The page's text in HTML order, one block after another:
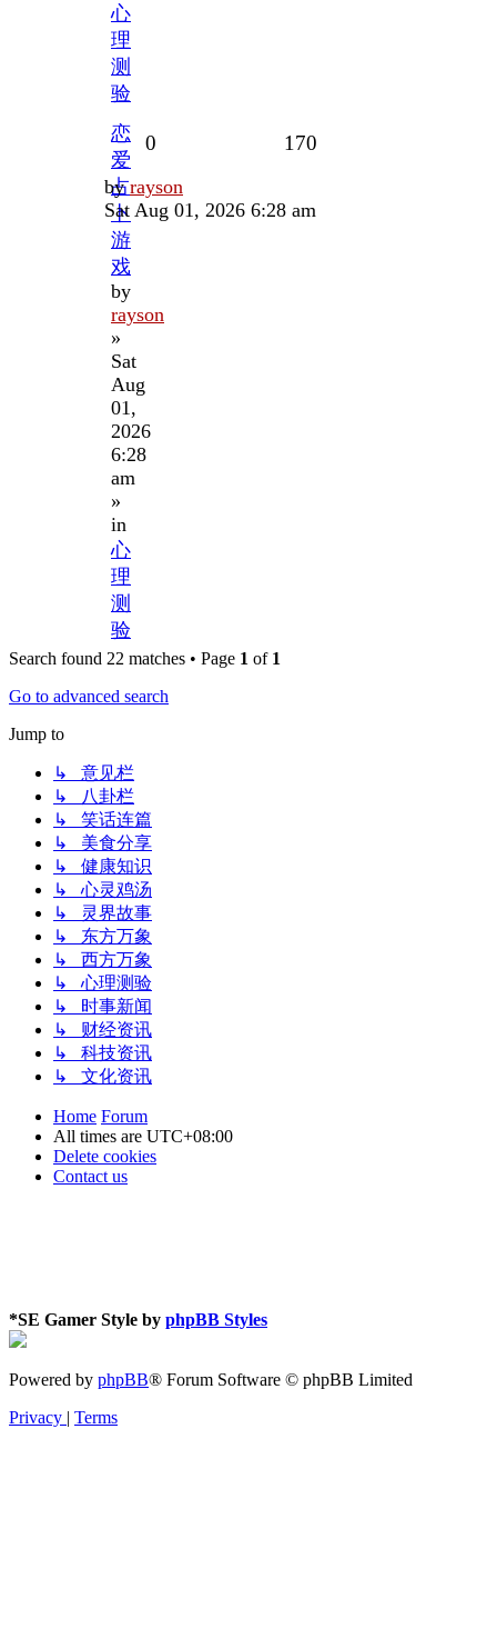
心
理
测
验
恋
爱
占
卜
游
戏
by
rayson
»
Sat
Aug
01,
2026
6:28
am
»
in
心
理
测
验
0 170
Last
post
byrayson
Sat Aug 01, 2026 6:28 am
Search found 22 matches • Page 1 of 1
Go to advanced search
Jump to
↳ 意见栏
↳ 八卦栏
↳ 笑话连篇
↳ 美食分享
↳ 健康知识
↳ 心灵鸡汤
↳ 灵界故事
↳ 东方万象
↳ 西方万象
↳ 心理测验
↳ 时事新闻
↳ 财经资讯
↳ 科技资讯
↳ 文化资讯
Home Forum
All times are UTC+08:00
Delete cookies
Contact us
*SE Gamer Style by phpBB Styles
Powered by phpBB® Forum Software © phpBB Limited
Privacy | Terms